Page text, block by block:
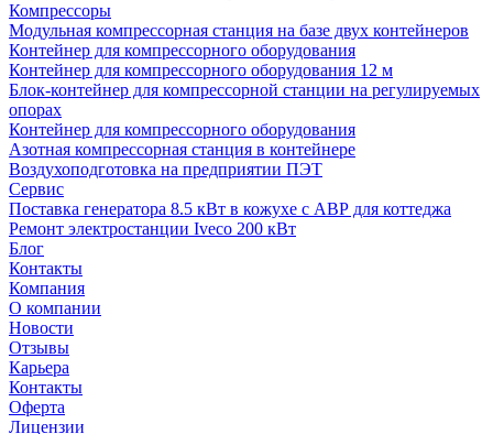
Компрессоры
Модульная компрессорная станция на базе двух контейнеров
Контейнер для компрессорного оборудования
Контейнер для компрессорного оборудования 12 м
Блок-контейнер для компрессорной станции на регулируемых
опорах
Контейнер для компрессорного оборудования
Азотная компрессорная станция в контейнере
Воздухоподготовка на предприятии ПЭТ
Сервис
Поставка генератора 8.5 кВт в кожухе с АВР для коттеджа
Ремонт электростанции Iveco 200 кВт
Блог
Контакты
Компания
О компании
Новости
Отзывы
Карьера
Контакты
Оферта
Лицензии